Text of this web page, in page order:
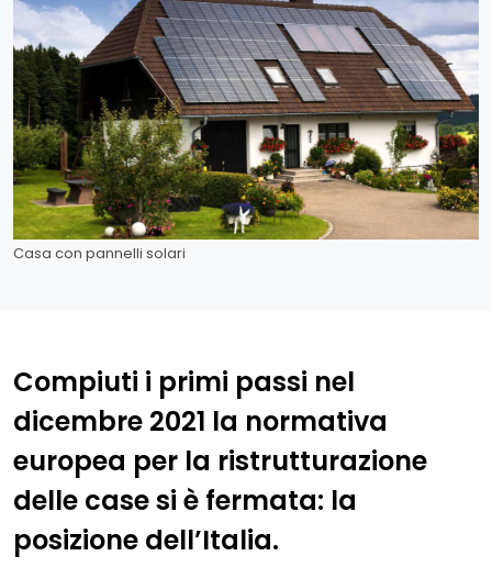
Casa con pannelli solari
Compiuti i primi passi nel
dicembre 2021 la normativa
europea per la ristrutturazione
delle case si è fermata: la
posizione dell’Italia.